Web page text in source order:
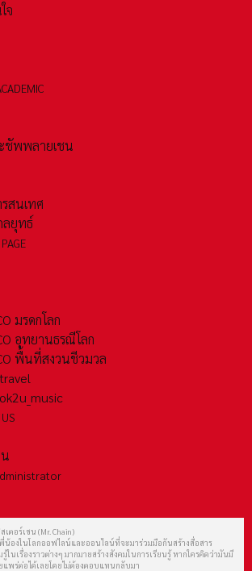
จ
ชัพพลายเชน
สนเทศ
ลยุทธ์
มรดกโลก
อุทยานธรณีโลก
พื้นที่สงวนชีวมวล
เตอร์เชน (Mr. Chain)
พี่น้องในโลกออฟไลน์และออนไลน์ที่จะมาร่วมมือกันสร้างสื่อสาร
ในเรื่องราวต่างๆ มากมายสร้างสังคมในการเรียนรู้ หากใครคิดว่ามันมี
แพร่ต่อได้เลยโดยไม่ต้องตอบแทนกลับมา